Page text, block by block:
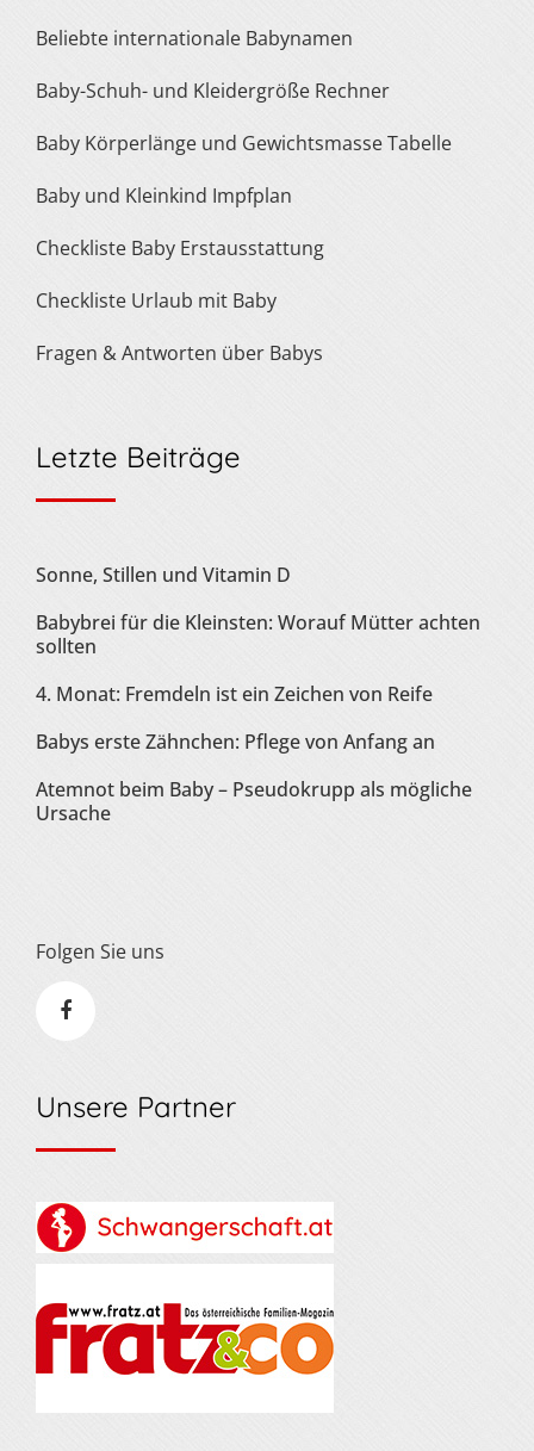
Beliebte internationale Babynamen
Baby-Schuh- und Kleidergröße Rechner
Baby Körperlänge und Gewichtsmasse Tabelle
Baby und Kleinkind Impfplan
Checkliste Baby Erstausstattung
Checkliste Urlaub mit Baby
Fragen & Antworten über Babys
Letzte Beiträge
Sonne, Stillen und Vitamin D
Babybrei für die Kleinsten: Worauf Mütter achten
sollten
4. Monat: Fremdeln ist ein Zeichen von Reife
Babys erste Zähnchen: Pflege von Anfang an
Atemnot beim Baby – Pseudokrupp als mögliche
Ursache
Folgen Sie uns
Unsere Partner